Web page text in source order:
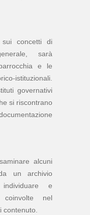
sui concetti di
sarà
e le
istituzionali.
governativi
si riscontrano
alcuni
un archivio
e
coinvolte nel
contenuto.